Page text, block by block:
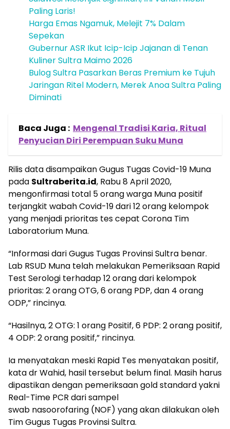
Paling Laris!
Harga Emas Ngamuk, Melejit 7% Dalam
Sepekan
Gubernur ASR Ikut Icip-Icip Jajanan di Tenan
Kuliner Sultra Maimo 2026
Bulog Sultra Pasarkan Beras Premium ke Tujuh
Jaringan Ritel Modern, Merek Anoa Sultra Paling
Diminati
Baca Juga : Mengenal Tradisi Karia, Ritual
Penyucian Diri Perempuan Suku Muna
Rilis data disampaikan Gugus Tugas Covid-19 Muna
pada Sultraberita.id, Rabu 8 April 2020,
mengonfirmasi total 5 orang warga Muna positif
terjangkit wabah Covid-19 dari 12 orang kelompok
yang menjadi prioritas tes cepat Corona Tim
Laboratorium Muna.
“Informasi dari Gugus Tugas Provinsi Sultra benar.
Lab RSUD Muna telah melakukan Pemeriksaan Rapid
Test Serologi terhadap 12 orang dari kelompok
prioritas: 2 orang OTG, 6 orang PDP, dan 4 orang
ODP,” rincinya.
“Hasilnya, 2 OTG: 1 orang Positif, 6 PDP: 2 orang positif,
4 ODP: 2 orang positif,” rincinya.
Ia menyatakan meski Rapid Tes menyatakan positif,
kata dr Wahid, hasil tersebut belum final. Masih harus
dipastikan dengan pemeriksaan gold standard yakni
Real-Time PCR dari sampel
swab nasoorofaring (NOF) yang akan dilakukan oleh
Tim Gugus Tugas Provinsi Sultra.